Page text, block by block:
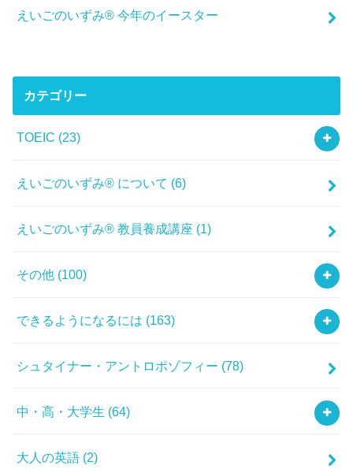
えいごのいずみ® 今年のイースター
カテゴリー
TOEIC (23)
えいごのいずみ® について (6)
えいごのいずみ® 教員養成講座 (1)
その他 (100)
できるようになるには (163)
シュタイナー・アントロポゾフィー (78)
中・高・大学生 (64)
大人の英語 (2)